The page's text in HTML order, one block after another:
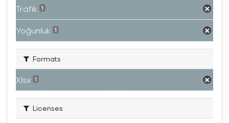
Trafık 1
Yoğunluk 1
Formats
Xlsx 1
Licenses